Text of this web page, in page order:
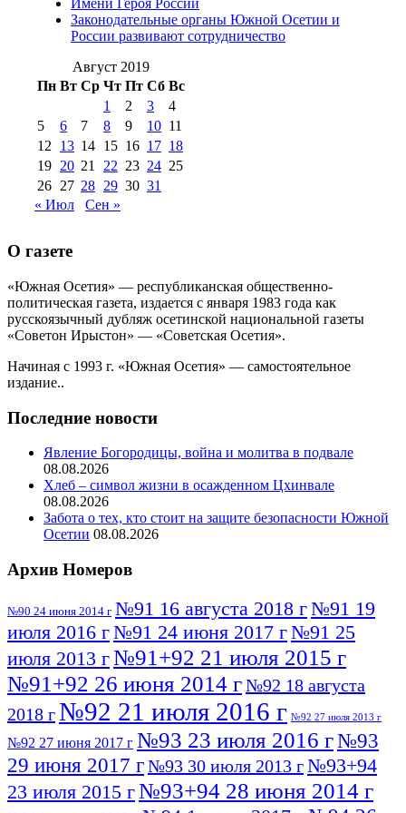
августа 2012 г(14) №98+99 11 июля
2017 г(9)
№99 4 августа
2016 г(12) №99 8 июля 2014 г
августа 2012 г(11)
августа 2013 г (12)
Законодательные органы Южной Осетии и
России развивают сотрудничество
Август 2019
Пн Вт Ср Чт Пт Сб Вс
1
2 3
4
5
6 7 8 9 10 11
12
13 14 15 16 17 18
19 20 21 22 23 24 25
26 27 28 29 30 31
« Июл
Сен »
О газете
«Южная Осетия» — республиканская общественно-
политическая газета, издается с января 1983 года как
русскоязычный дубляж осетинской национальной газеты
«Советон Ирыстон» — «Советская Осетия».
Начиная с 1993 г. «Южная Осетия» — самостоятельное
издание..
Последние новости
Явление Богородицы, война и молитва в подвале
08.08.2026
Хлеб – символ жизни в осажденном Цхинвале
08.08.2026
Забота о тех, кто стоит на защите безопасности Южной
Осетии 08.08.2026
Архив Номеров
№90 24 июня 2014 г №91 16 августа 2018 г№91 19
июля 2016 г№91 24 июня 2017 г№91 25
июля 2013 г№91+92 21 июля 2015 г
№91+92 26 июня 2014 г№92 18 августа
2018 г№92 21 июля 2016 г №92 27 июля 2013 г
№92 27 июня 2017 г №93 23 июля 2016 г№93
29 июня 2017 г№93 30 июля 2013 г№93+94
23 июля 2015 г№93+94 28 июня 2014 г